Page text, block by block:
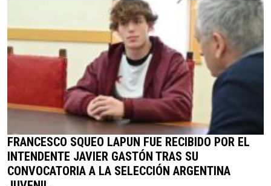
FRANCESCO SQUEO LAPUN FUE RECIBIDO POR EL
INTENDENTE JAVIER GASTÓN TRAS SU
CONVOCATORIA A LA SELECCIÓN ARGENTINA